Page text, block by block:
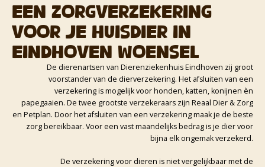
Een zorgverzekering
voor je huisdier in
Eindhoven Woensel
De dierenartsen van Dierenziekenhuis Eindhoven zij groot
voorstander van de dierverzekering. Het afsluiten van een
verzekering is mogelijk voor honden, katten, konijnen èn
papegaaien. De twee grootste verzekeraars zijn Reaal Dier & Zorg
en Petplan. Door het afsluiten van een verzekering maak je de beste
zorg bereikbaar. Voor een vast maandelijks bedrag is je dier voor
bijna elk ongemak verzekerd.
De verzekering voor dieren is niet vergelijkbaar met de